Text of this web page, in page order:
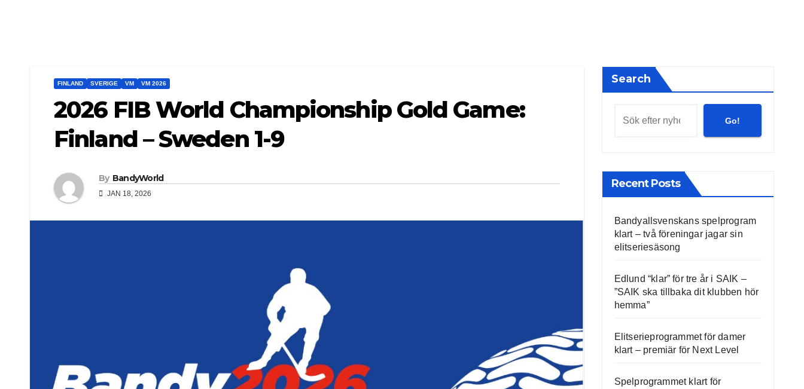
FINLAND SVERIGE VM VM 2026
2026 FIB World Championship Gold Game:
Finland – Sweden 1-9
By BandyWorld
JAN 18, 2026
Search
Go!
Recent Posts
Bandyallsvenskans spelprogram
klart – två föreningar jagar sin
elitseriesäsong
Edlund “klar” för tre år i SAIK –
”SAIK ska tillbaka dit klubben hör
hemma”
Elitserieprogrammet för damer
klart – premiär för Next Level
Spelprogrammet klart för